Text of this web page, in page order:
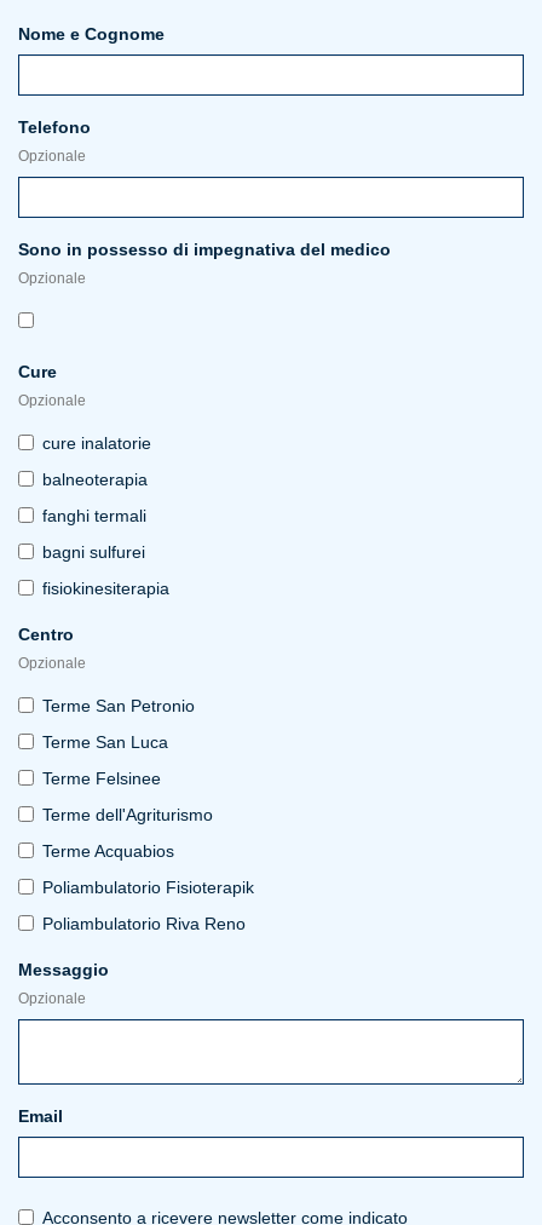
Nome e Cognome
Telefono
Opzionale
Sono in possesso di impegnativa del medico
Opzionale
Cure
Opzionale
cure inalatorie
balneoterapia
fanghi termali
bagni sulfurei
fisiokinesiterapia
Centro
Opzionale
Terme San Petronio
Terme San Luca
Terme Felsinee
Terme dell'Agriturismo
Terme Acquabios
Poliambulatorio Fisioterapik
Poliambulatorio Riva Reno
Messaggio
Opzionale
Email
Acconsento a ricevere newsletter come indicato